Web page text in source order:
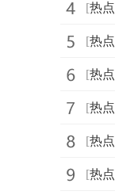
[热点
[热点
[热点
[热点
[热点
[热点